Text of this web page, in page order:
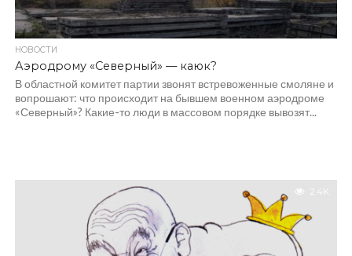
НОВОСТИ
Аэродрому «Северный» — каюк?
В областной комитет партии звонят встревоженные смоляне и
вопрошают: что происходит на бывшем военном аэродроме
«Северный»? Какие-то люди в массовом порядке вывозят...
2.4K